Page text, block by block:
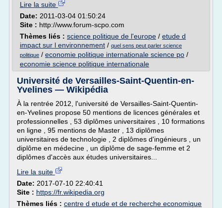
Lire la suite
Date: 2011-03-04 01:50:24
Site : http://www.forum-scpo.com
Thèmes liés : science politique de l'europe / etude d
impact sur l environnement / quel sens peut parler science
politique / economie politique internationale science po /
economie science politique internationale
Université de Versailles-Saint-Quentin-en-
Yvelines — Wikipédia
À la rentrée 2012, l'université de Versailles-Saint-Quentin-
en-Yvelines propose 50 mentions de licences générales et
professionnelles , 53 diplômes universitaires , 10 formations
en ligne , 95 mentions de Master , 13 diplômes
universitaires de technologie , 2 diplômes d'ingénieurs , un
diplôme en médecine , un diplôme de sage-femme et 2
diplômes d'accès aux études universitaires...
Lire la suite
Date: 2017-07-10 22:40:41
Site : https://fr.wikipedia.org
Thèmes liés : centre d etude et de recherche economique